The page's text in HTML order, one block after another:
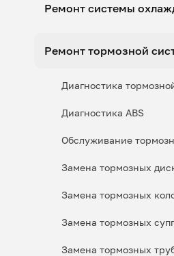
Ремонт системы
Ремонт тормозной
Диагностика
Диагностика ABS
Обслуживание
Замена тормозных
Замена тормозных
Замена тормозных
Замена тормозных